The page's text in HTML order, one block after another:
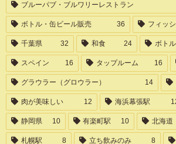
ブルーパブ・ブルワリーレストラン
ボトル・缶ビール販売 36 フィッ
千葉県 32 和食 24 ボト
スペイン 16 タップルーム 16
グラウラー（グロウラー） 14
肉が美味しい 12 海浜幕張駅
静岡県 10 有楽町駅 10 北海道
札幌駅 8 立ち飲みのみ 8